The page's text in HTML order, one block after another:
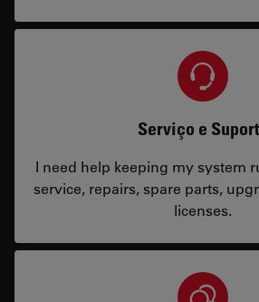
Serviço e
I need help keeping my system
service, repairs, spare parts,
licenses.